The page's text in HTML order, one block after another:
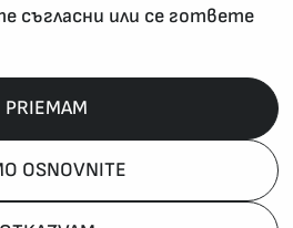
Policy, Rights, etc 2026
съгласни или се гответе
OSNOVNITE
PRIEMAM